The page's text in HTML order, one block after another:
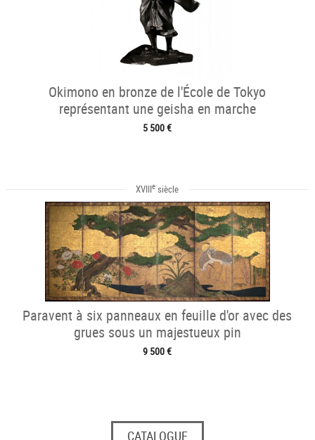
Okimono en bronze de l'École de Tokyo
représentant une geisha en marche
5 500 €
XVIIIe siècle
Paravent à six panneaux en feuille d'or avec des
grues sous un majestueux pin
9 500 €
CATALOGUE